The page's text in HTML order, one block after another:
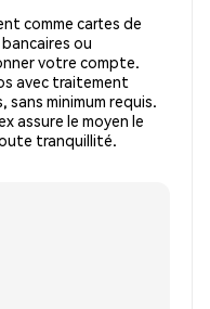
comme cartes de
ou
votre compte.
avec traitement
minimum requis.
assure le moyen le
tranquillité.